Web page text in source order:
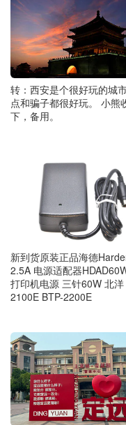
转：西安是个很好玩的城
点和骗子都很好玩。 小熊
下，备用。
新到货原装正品海德
2.5A 电源适配器
打印机电源 三针60W 北洋
2100E BTP-2200E